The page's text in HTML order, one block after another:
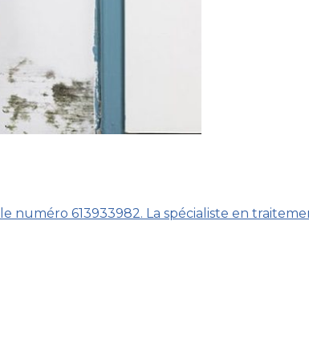
numéro 613933982. La spécialiste en